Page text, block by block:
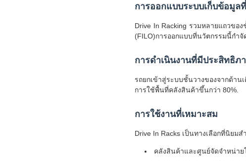
การออกแบบระบบเก็บข้อมูล
Drive In Racking รวมหลายแถวขอ
(FILO)การออกแบบที่นวัตกรรมนี้กํา
การดําเนินงานที่มีประสิทธิภ
รถยกเข้าสู่ระบบชั้นวางของจากด้า
การใช้พื้นที่คลังสินค้าขึ้นกว่า 80%.
การใช้งานที่เหมาะสม
Drive In Racks เป็นทางเลือกที่นิยม
คลังสินค้าและศูนย์จัดจําหน่าย